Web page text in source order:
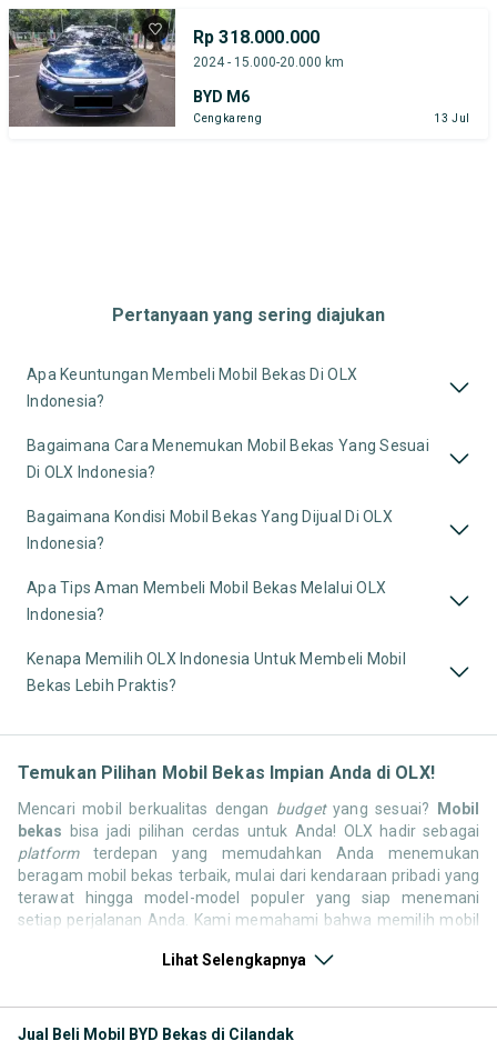
Rp 318.000.000
2024 - 15.000-20.000 km
BYD M6
Cengkareng 13 Jul
Pertanyaan yang sering diajukan
Apa Keuntungan Membeli Mobil Bekas Di OLX
Indonesia?
Bagaimana Cara Menemukan Mobil Bekas Yang Sesuai
Di OLX Indonesia?
Bagaimana Kondisi Mobil Bekas Yang Dijual Di OLX
Indonesia?
Apa Tips Aman Membeli Mobil Bekas Melalui OLX
Indonesia?
Kenapa Memilih OLX Indonesia Untuk Membeli Mobil
Bekas Lebih Praktis?
Temukan Pilihan Mobil Bekas Impian Anda di OLX!
Mencari mobil berkualitas dengan budgetyang sesuai? Mobil
bekas bisa jadi pilihan cerdas untuk Anda! OLX hadir sebagai
platformterdepan yang memudahkan Anda menemukan
beragam mobil bekas terbaik, mulai dari kendaraan pribadi yang
terawat hingga model-model populer yang siap menemani
setiap perjalanan Anda. Kami memahami bahwa memilih mobil
ribuan daftar dari penjual terpercaya di seluruh Indonesia.
dengan gaya hidup, kebutuhan, danbudgetAnda!
Lihat Selengkapnya
Jual Beli Mobil BYD Bekas di Cilandak